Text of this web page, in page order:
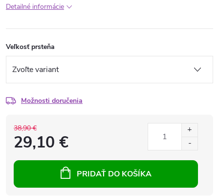
Detailné informácie
Veľkosť prsteňa
Možnosti doručenia
38,90 €
29,10 €
PRIDAŤ DO KOŠÍKA